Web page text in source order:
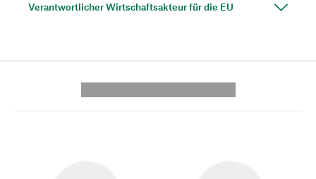
Verantwortlicher Wirtschaftsakteur für die EU